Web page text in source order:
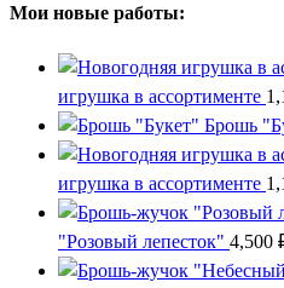
Мои новые работы:
игрушка в ассортименте
Брошь
игрушка в ассортименте
"Розовый лепесток" 4,500